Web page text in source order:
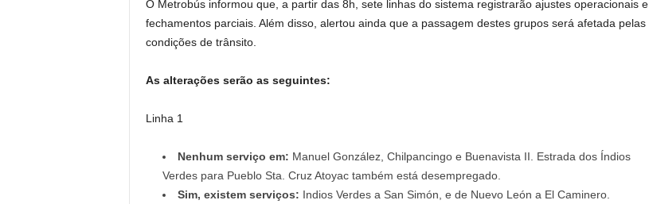
O Metrobús informou que, a partir das 8h, sete linhas do sistema registrarão ajustes operacionais e
fechamentos parciais. Além disso, alertou ainda que a passagem destes grupos será afetada pelas
condições de trânsito.
As alterações serão as seguintes:
Linha 1
Nenhum serviço em: Manuel González, Chilpancingo e Buenavista II. Estrada dos Índios
Verdes para Pueblo Sta. Cruz Atoyac também está desempregado.
Sim, existem serviços: Indios Verdes a San Simón, e de Nuevo León a El Caminero.